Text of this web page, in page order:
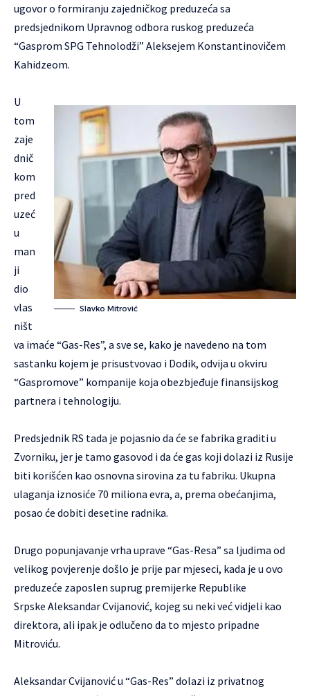
ugovor o formiranju zajedničkog preduzeća sa
predsjednikom Upravnog odbora ruskog preduzeća
“Gasprom SPG Tehnolodži” Aleksejem Konstantinovičem
Kahidzeom.
Slavko Mitrović
U
tom
zaje
dnič
kom
pred
uzeć
u
man
ji
dio
vlas
ništ
va imaće “Gas-Res”, a sve se, kako je navedeno na tom
sastanku kojem je prisustvovao i Dodik, odvija u okviru
“Gaspromove” kompanije koja obezbjeđuje finansijskog
partnera i tehnologiju.
Predsjednik RS tada je pojasnio da će se fabrika graditi u
Zvorniku, jer je tamo gasovod i da će gas koji dolazi iz Rusije
biti korišćen kao osnovna sirovina za tu fabriku. Ukupna
ulaganja iznosiće 70 miliona evra, a, prema obećanjima,
posao će dobiti desetine radnika.
Drugo popunjavanje vrha uprave “Gas-Resa” sa ljudima od
velikog povjerenje došlo je prije par mjeseci, kada je u ovo
preduzeće zaposlen suprug premijerke Republike
Srpske Aleksandar Cvijanović, kojeg su neki već vidjeli kao
direktora, ali ipak je odlučeno da to mjesto pripadne
Mitroviću.
Aleksandar Cvijanović u “Gas-Res” dolazi iz privatnog